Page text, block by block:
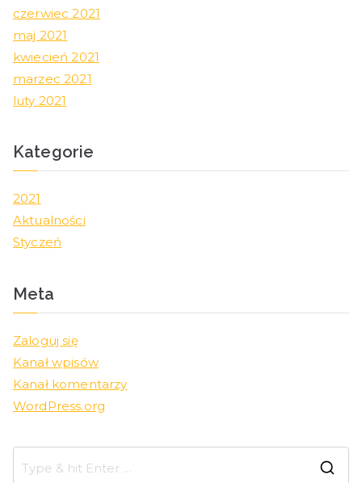
czerwiec 2021
maj 2021
kwiecień 2021
marzec 2021
luty 2021
Kategorie
2021
Aktualności
Styczeń
Meta
Zaloguj się
Kanał wpisów
Kanał komentarzy
WordPress.org